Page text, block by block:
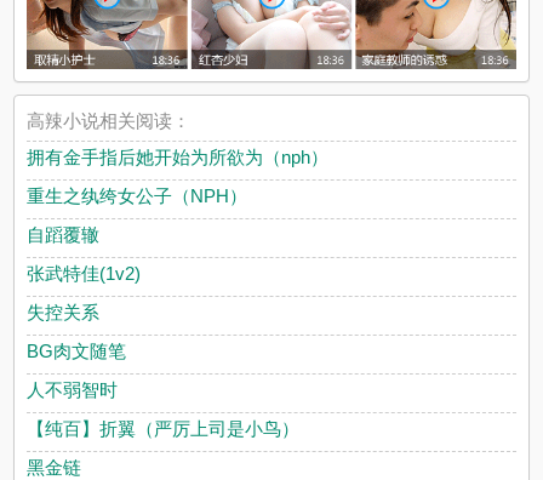
高辣小说相关阅读：
拥有金手指后她开始为所欲为（nph）
重生之纨绔女公子（NPH）
自蹈覆辙
张武特佳(1v2)
失控关系
BG肉文随笔
人不弱智时
【纯百】折翼（严厉上司是小鸟）
黑金链